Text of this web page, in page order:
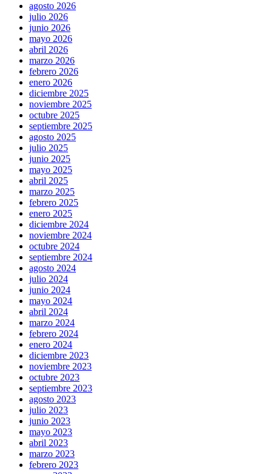
agosto 2026
julio 2026
junio 2026
mayo 2026
abril 2026
marzo 2026
febrero 2026
enero 2026
diciembre 2025
noviembre 2025
octubre 2025
septiembre 2025
agosto 2025
julio 2025
junio 2025
mayo 2025
abril 2025
marzo 2025
febrero 2025
enero 2025
diciembre 2024
noviembre 2024
octubre 2024
septiembre 2024
agosto 2024
julio 2024
junio 2024
mayo 2024
abril 2024
marzo 2024
febrero 2024
enero 2024
diciembre 2023
noviembre 2023
octubre 2023
septiembre 2023
agosto 2023
julio 2023
junio 2023
mayo 2023
abril 2023
marzo 2023
febrero 2023